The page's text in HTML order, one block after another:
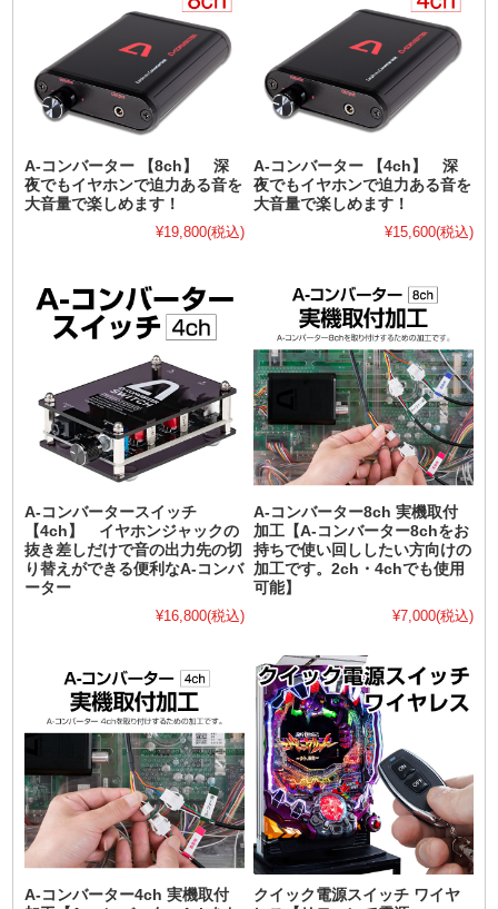
A-コンバーター 【8ch】 深
夜でもイヤホンで迫力ある音を
大音量で楽しめます！
¥19,800(税込)
A-コンバーター 【4ch】 深
夜でもイヤホンで迫力ある音を
大音量で楽しめます！
¥15,600(税込)
A-コンバータースイッチ
【4ch】 イヤホンジャックの
抜き差しだけで音の出力先の切
り替えができる便利なA-コンバ
ーター
¥16,800(税込)
A-コンバーター8ch 実機取付
加工【A-コンバーター8chをお
持ちで使い回ししたい方向けの
加工です。2ch・4chでも使用
可能】
¥7,000(税込)
A-コンバーター4ch 実機取付
クイック電源スイッチ ワイヤ